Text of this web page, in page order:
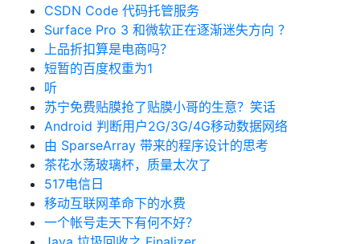
CSDN Code 代码托管服务
Surface Pro 3 和微软正在逐渐迷失方向 ？
上品折扣算是电商吗？
短暂的百度权重为1
听
苏宁免费贴膜抢了贴膜小哥的生意？笑话
Android 判断用户2G/3G/4G移动数据网络
由 SparseArray 带来的程序设计的思考
茶花水荡玻璃杯，质量太次了
517电信日
移动互联网革命下的水费
一个帐号走天下有何不好？